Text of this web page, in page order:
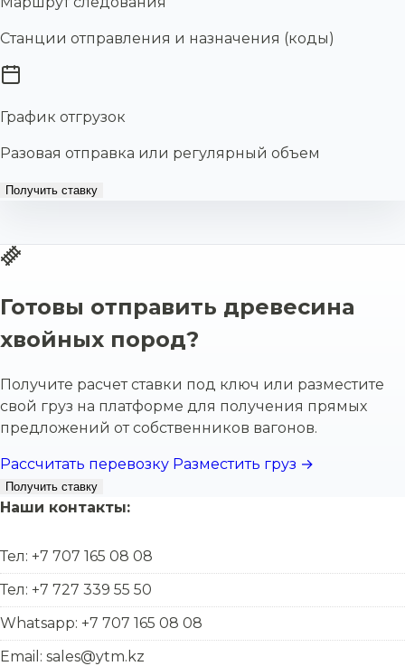
Станции отправления и назначения (коды)
График отгрузок
Разовая отправка или регулярный объем
Получить ставку
Готовы отправить древесина
хвойных пород?
Получите расчет ставки под ключ или разместите
свой груз на платформе для получения прямых
предложений от собственников вагонов.
Рассчитать перевозку Разместить груз →
Получить ставку
Наши контакты:
Тел: +7 707 165 08 08
Тел: +7 727 339 55 50
Whatsapp: +7 707 165 08 08
Email: sales@ytm.kz